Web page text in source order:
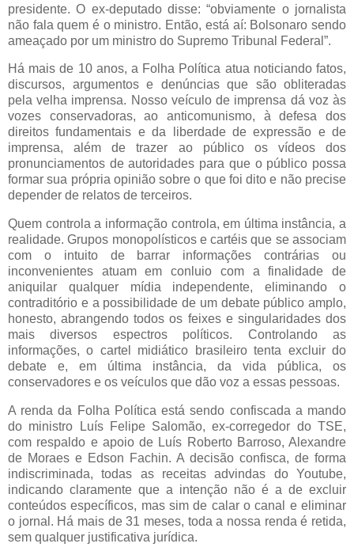
presidente. O ex-deputado disse: “obviamente o jornalista
não fala quem é o ministro. Então, está aí: Bolsonaro sendo
ameaçado por um ministro do Supremo Tribunal Federal”.
Há mais de 10 anos, a Folha Política atua noticiando fatos,
discursos, argumentos e denúncias que são obliteradas
pela velha imprensa. Nosso veículo de imprensa dá voz às
vozes conservadoras, ao anticomunismo, à defesa dos
direitos fundamentais e da liberdade de expressão e de
imprensa, além de trazer ao público os vídeos dos
pronunciamentos de autoridades para que o público possa
formar sua própria opinião sobre o que foi dito e não precise
depender de relatos de terceiros.
Quem controla a informação controla, em última instância, a
realidade. Grupos monopolísticos e cartéis que se associam
com o intuito de barrar informações contrárias ou
inconvenientes atuam em conluio com a finalidade de
aniquilar qualquer mídia independente, eliminando o
contraditório e a possibilidade de um debate público amplo,
honesto, abrangendo todos os feixes e singularidades dos
mais diversos espectros políticos. Controlando as
informações, o cartel midiático brasileiro tenta excluir do
debate e, em última instância, da vida pública, os
conservadores e os veículos que dão voz a essas pessoas.
A renda da Folha Política está sendo confiscada a mando
do ministro Luís Felipe Salomão, ex-corregedor do TSE,
com respaldo e apoio de Luís Roberto Barroso, Alexandre
de Moraes e Edson Fachin. A decisão confisca, de forma
indiscriminada, todas as receitas advindas do Youtube,
indicando claramente que a intenção não é a de excluir
conteúdos específicos, mas sim de calar o canal e eliminar
o jornal. Há mais de 31 meses, toda a nossa renda é retida,
sem qualquer justificativa jurídica.